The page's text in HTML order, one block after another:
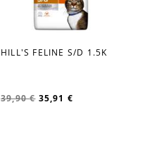
favorite_border
HILL'S FELINE S/D 1.5K
39,90 € 35,91 €